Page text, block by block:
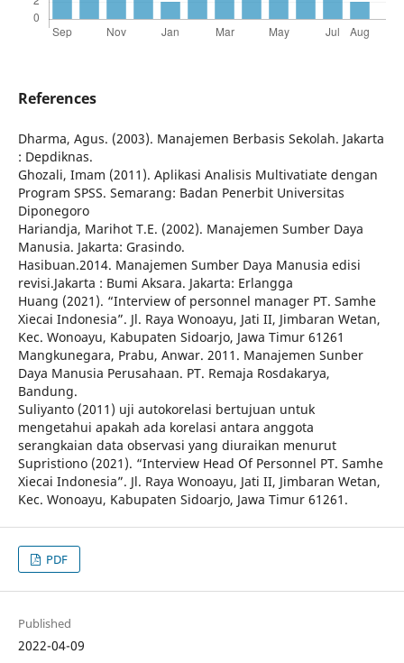
References
Dharma, Agus. (2003). Manajemen Berbasis Sekolah. Jakarta
: Depdiknas.
Ghozali, Imam (2011). Aplikasi Analisis Multivatiate dengan
Program SPSS. Semarang: Badan Penerbit Universitas
Diponegoro
Hariandja, Marihot T.E. (2002). Manajemen Sumber Daya
Manusia. Jakarta: Grasindo.
Hasibuan.2014. Manajemen Sumber Daya Manusia edisi
revisi.Jakarta : Bumi Aksara. Jakarta: Erlangga
Huang (2021). “Interview of personnel manager PT. Samhe
Xiecai Indonesia”. Jl. Raya Wonoayu, Jati II, Jimbaran Wetan,
Kec. Wonoayu, Kabupaten Sidoarjo, Jawa Timur 61261
Mangkunegara, Prabu, Anwar. 2011. Manajemen Sunber
Daya Manusia Perusahaan. PT. Remaja Rosdakarya,
Bandung.
Suliyanto (2011) uji autokorelasi bertujuan untuk
mengetahui apakah ada korelasi antara anggota
serangkaian data observasi yang diuraikan menurut
Supristiono (2021). “Interview Head Of Personnel PT. Samhe
Xiecai Indonesia”. Jl. Raya Wonoayu, Jati II, Jimbaran Wetan,
Kec. Wonoayu, Kabupaten Sidoarjo, Jawa Timur 61261.
PDF
Published
2022-04-09